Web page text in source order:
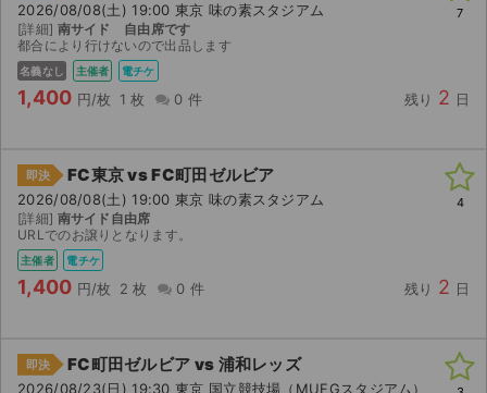
2026/08/08(土) 19:00 東京 味の素スタジアム
[詳細] 南サイド 自由席です
都合により行けないので出品します
名義なし 主催者 電チケ
1,400 円/枚 1 枚 0 件 残り 2 日
7
即決 FC東京 vs FC町田ゼルビア
2026/08/08(土) 19:00 東京 味の素スタジアム
[詳細] 南サイド自由席
URLでのお譲りとなります。
主催者 電チケ
1,400 円/枚 2 枚 0 件 残り 2 日
4
即決 FC町田ゼルビア vs 浦和レッズ
2026/08/23(日) 19:30 東京 国立競技場（MUFGスタジアム）